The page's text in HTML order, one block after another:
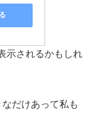
示されるかもしれ
だけあって私も